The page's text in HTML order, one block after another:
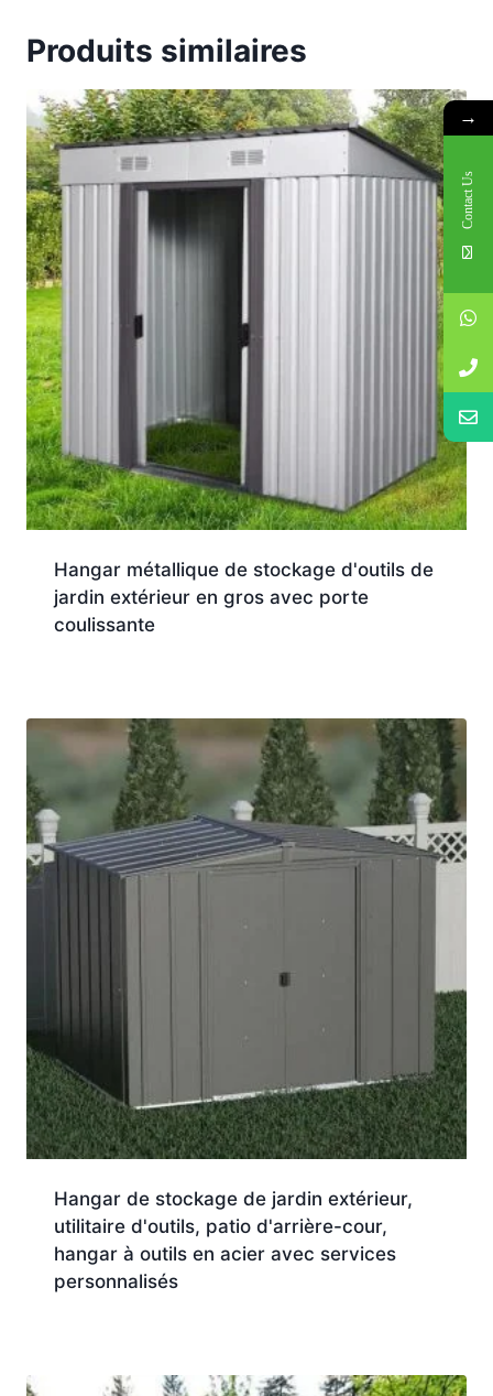
Produits similaires
Hangar métallique de stockage d'outils de
jardin extérieur en gros avec porte
coulissante
Hangar de stockage de jardin extérieur,
utilitaire d'outils, patio d'arrière-cour,
hangar à outils en acier avec services
personnalisés
→
Contact Us